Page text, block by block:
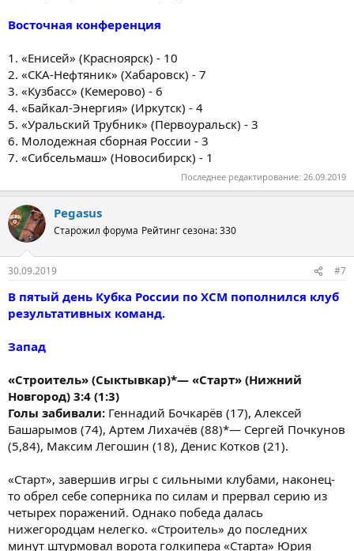
Восточная конференция
1. «Енисей» (Красноярск) - 10
2. «СКА-Нефтяник» (Хабаровск) - 7
3. «Кузбасс» (Кемерово) - 6
4. «Байкал-Энергия» (Иркутск) - 4
5. «Уральский Трубник» (Первоуральск) - 3
6. Молодежная сборная России - 3
7. «Сибсельмаш» (Новосибирск) - 1
Последнее редактирование: 26.09.2019
Pegasus
Старожил форума Рейтинг сезона: 330
30.09.2019 #7
В пятый день Кубка России по ХСМ пополнился клуб
результативных команд.
Запад
«Строитель» (Сыктывкар)*— «Старт» (Нижний
Новгород) 3:4 (1:3)
Голы забивали: Геннадий Бочкарёв (17), Алексей
Башарымов (74), Артем Лихачёв (88)*— Сергей Почкунов
(5,84), Максим Легошин (18), Денис Котков (21).
«Старт», завершив игры с сильными клубами, наконец-
то обрел себе соперника по силам и прервал серию из
четырех поражений. Однако победа далась
нижегородцам нелегко. «Строитель» до последних
минут штурмовал ворота голкипера «Старта» Юрия